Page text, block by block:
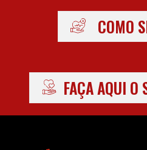
COMO
FAÇA AQUI O